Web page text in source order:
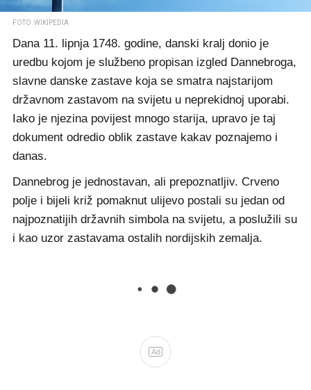
FOTO: WIKIPEDIA
Dana 11. lipnja 1748. godine, danski kralj donio je
uredbu kojom je službeno propisan izgled Dannebroga,
slavne danske zastave koja se smatra najstarijom
državnom zastavom na svijetu u neprekidnoj uporabi.
Iako je njezina povijest mnogo starija, upravo je taj
dokument odredio oblik zastave kakav poznajemo i
danas.
Dannebrog je jednostavan, ali prepoznatljiv. Crveno
polje i bijeli križ pomaknut ulijevo postali su jedan od
najpoznatijih državnih simbola na svijetu, a poslužili su
i kao uzor zastavama ostalih nordijskih zemalja.
Ad